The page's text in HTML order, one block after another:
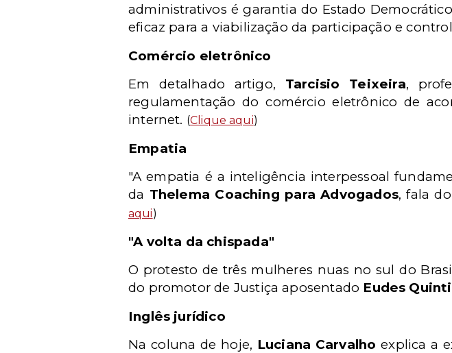
administrativos é garantia do Estado
eficaz para a viabilização da participação e
Comércio eletrônico
Em detalhado artigo, Tarcisio Teixeira,
regulamentação do comércio eletrônico de
internet. (Clique aqui)
Empatia
"A empatia é a inteligência interpessoal
da Thelema Coaching para Advogados, fala
aqui)
"A volta da chispada"
O protesto de três mulheres nuas no sul do
do promotor de Justiça aposentado Eudes
Inglês jurídico
Na coluna de hoje, Luciana Carvalho explica a